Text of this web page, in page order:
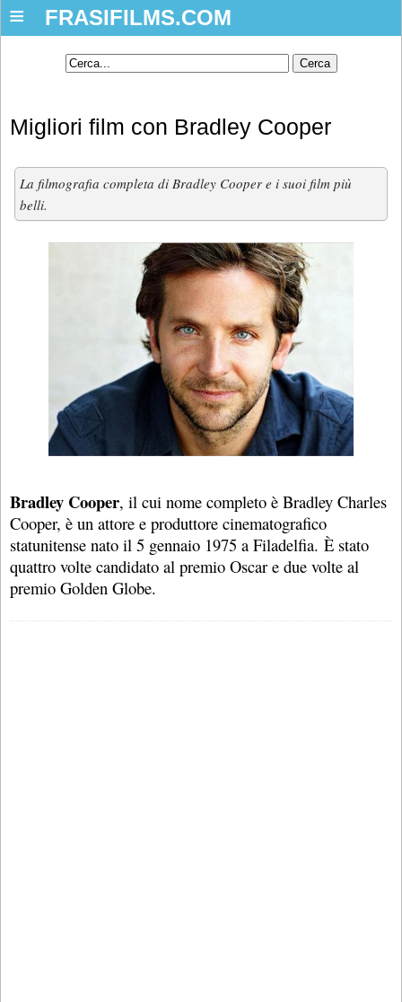
FRASIFILMS.COM
≡
Migliori film con Bradley Cooper
La filmografia completa di Bradley Cooper e i suoi film più
belli.
Bradley Cooper, il cui nome completo è Bradley Charles
Cooper, è un attore e produttore cinematografico
statunitense nato il 5 gennaio 1975 a Filadelfia. È stato
quattro volte candidato al premio Oscar e due volte al
premio Golden Globe.